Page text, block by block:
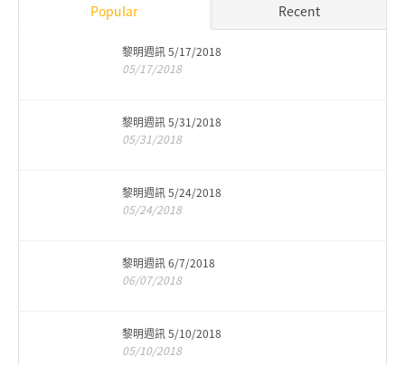
Popular Recent
黎明週訊 5/17/2018
05/17/2018
黎明週訊 5/31/2018
05/31/2018
黎明週訊 5/24/2018
05/24/2018
黎明週訊 6/7/2018
06/07/2018
黎明週訊 5/10/2018
05/10/2018